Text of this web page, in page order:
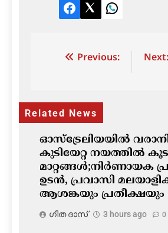
Facebook
TwitterLinkedIn
Post Previous: Next:
Related News
ഓസ്‌ട്രേലിയയിൽ
കുടിയേറ്റ നയത്തിൽ
മാറ്റങ്ങൾ;നിർണായക
ഉടൻ, പ്രവാസി
ആശങ്കയും പ്രതീക്ഷയും
ഗീത ദാസ്‌ 3 hours ago 0